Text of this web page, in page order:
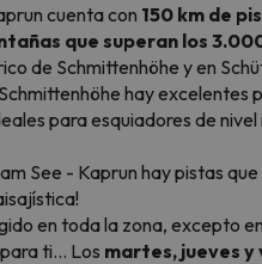
cuenta con 150 km de
que superan los
de Schmittenhöhe y en
hay excelentes
para esquiadores de
See - Kaprun hay pistas
en toda la zona, excepto
ti… Los martes, jueves y